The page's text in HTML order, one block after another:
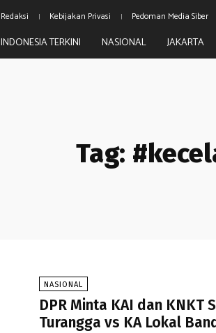
Redaksi Kebijakan Privasi Pedoman Media Siber
INDONESIA TERKINI NASIONAL JAKARTA
Tag:
NASIONAL
DPR Minta KAI dan KNKT
Turangga vs KA Lokal